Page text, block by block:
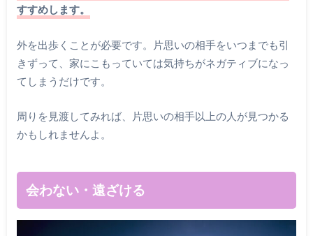
すすめします。
外を出歩くことが必要です。片思いの相手をいつまでも引
きずって、家にこもっていては気持ちがネガティブになっ
てしまうだけです。
周りを見渡してみれば、片思いの相手以上の人が見つかる
かもしれませんよ。
会わない・遠ざける